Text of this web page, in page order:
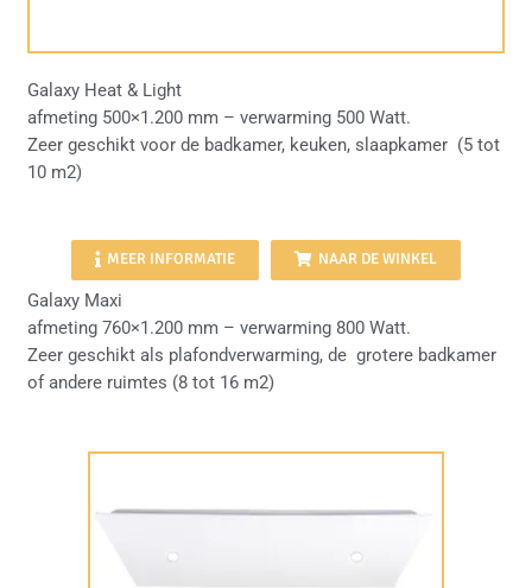
Galaxy Heat & Light
afmeting 500×1.200 mm – verwarming 500 Watt.
Zeer geschikt voor de badkamer, keuken, slaapkamer (5 tot
10 m2)
MEER INFORMATIE NAAR DE WINKEL
Galaxy Maxi
afmeting 760×1.200 mm – verwarming 800 Watt.
Zeer geschikt als plafondverwarming, de grotere badkamer
of andere ruimtes (8 tot 16 m2)